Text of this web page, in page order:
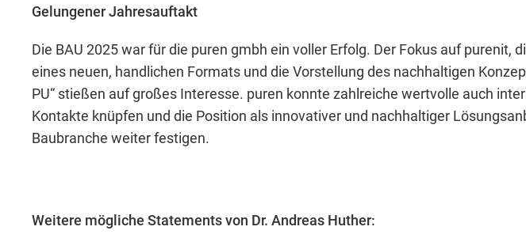
Gelungener Jahresauftakt
Die BAU 2025 war für die puren gmbh ein voller Erfolg. Der Fokus auf purenit,
eines neuen, handlichen Formats und die Vorstellung des nachhaltigen
PU“ stießen auf großes Interesse. puren konnte zahlreiche wertvolle auch
Kontakte knüpfen und die Position als innovativer und nachhaltiger
Baubranche weiter festigen.
Weitere mögliche Statements von Dr. Andreas Huther:
External Content
Includes resources that make external content available on the